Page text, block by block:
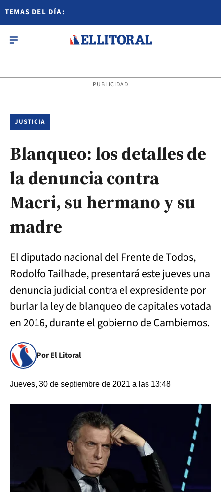
TEMAS DEL DÍA:
PUBLICIDAD
JUSTICIA
Blanqueo: los detalles de
la denuncia contra
Macri, su hermano y su
madre
El diputado nacional del Frente de Todos,
Rodolfo Tailhade, presentará este jueves una
denuncia judicial contra el expresidente por
burlar la ley de blanqueo de capitales votada
en 2016, durante el gobierno de Cambiemos.
Por El Litoral
Jueves, 30 de septiembre de 2021 a las 13:48